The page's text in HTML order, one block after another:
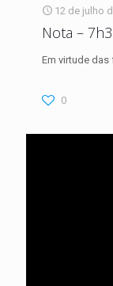
12 de julho
Nota –
Em virtude
0